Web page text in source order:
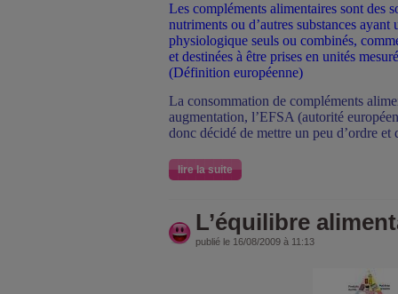
Les compléments alimentaires sont des
nutriments ou d’autres substances
physiologique seuls ou combinés,
et destinées à être prises en unités
(Définition européenne)
La consommation de compléments
augmentation, l’EFSA (autorité
donc décidé de mettre un peu d’ordre et
lire la suite
L’équilibre
publié le 16/08/2009 à 11:13